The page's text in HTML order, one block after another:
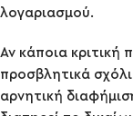
λογαριασμού.
Αν κάποια κριτική
προσβλητικά
αρνητική